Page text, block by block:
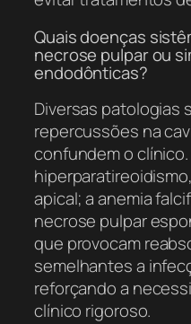
Quais doenças
necrose pulpar ou
endodônticas?
Diversas patologias
repercussões na
confundem o
apical; a anemia
necrose pulpar
que provocam
semelhantes a
reforçando a
clínico rigoroso.